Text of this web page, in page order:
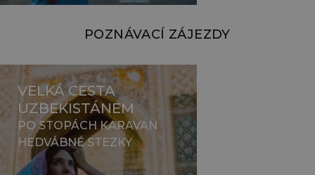
POZNÁVACÍ ZÁJEZDY
VELKÁ CESTA
UZBEKISTÁNEM
PO STOPÁCH KARAVAN
HEDVÁBNÉ STEZKY